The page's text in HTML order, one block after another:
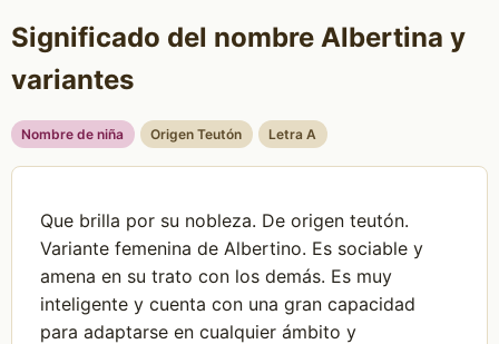
Significado del nombre Albertina y
variantes
Nombre de niña Origen Teutón Letra A
Que brilla por su nobleza. De origen teutón.
Variante femenina de Albertino. Es sociable y
amena en su trato con los demás. Es muy
inteligente y cuenta con una gran capacidad
para adaptarse en cualquier ámbito y